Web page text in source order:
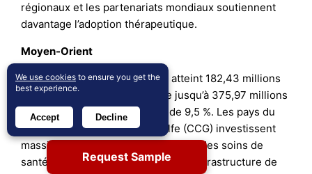
régionaux et les partenariats mondiaux soutiennent
davantage l’adoption thérapeutique.
Moyen-Orient
Au Moyen-Orient, le marché a atteint 182,43 millions
USD en 2024 et devrait croître jusqu’à 375,97 millions
USD d’ici 2032 avec un TCAC de 9,5 %. Les pays du
Conseil de coopération du Golfe (CCG) investissent
massivement dans la modernisation des soins de
santé, ce qui inclut l’expansion de l’infrastructure de
Request Sample
We use cookies to ensure you get the
best experience.
Accept Decline